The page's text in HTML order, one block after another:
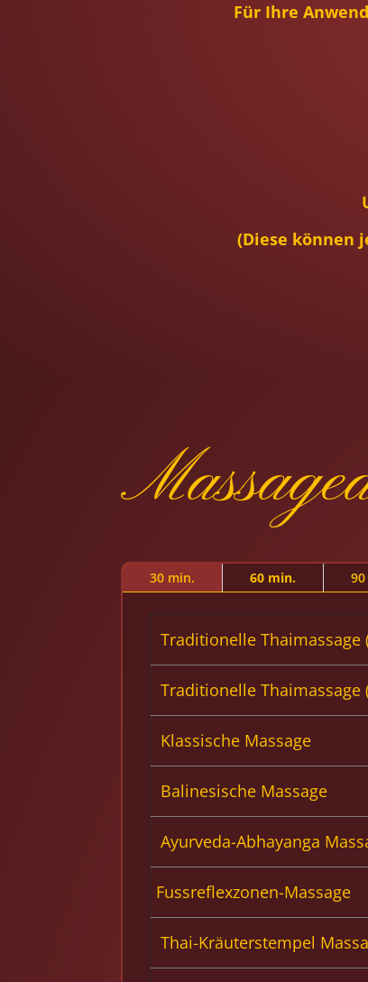
Für Ihre
(Diese können
30 min. 60 min.
Traditionelle Thaimassage
Traditionelle Thaimassage
Klassische Massage
Balinesische Massage
Ayurveda-Abhayanga
Fussreflexzonen-Massage
Thai-Kräuterstempel